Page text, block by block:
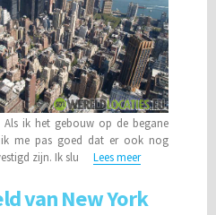
ik het gebouw op de begane
me pas goed dat er ook nog
zijn. Ik slu Lees meer
van New York